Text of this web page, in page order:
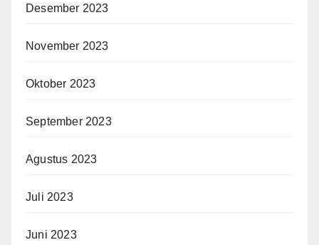
Desember 2023
November 2023
Oktober 2023
September 2023
Agustus 2023
Juli 2023
Juni 2023